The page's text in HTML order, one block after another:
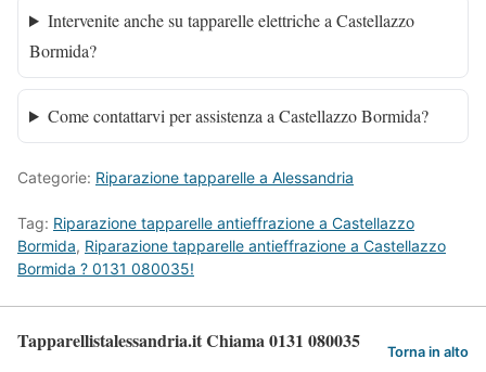
Intervenite anche su tapparelle elettriche a Castellazzo
Bormida?
Come contattarvi per assistenza a Castellazzo Bormida?
Categorie: Riparazione tapparelle a Alessandria
Tag: Riparazione tapparelle antieffrazione a Castellazzo
Bormida, Riparazione tapparelle antieffrazione a Castellazzo
Bormida ? 0131 080035!
Tapparellistalessandria.it Chiama 0131 080035 Torna in alto